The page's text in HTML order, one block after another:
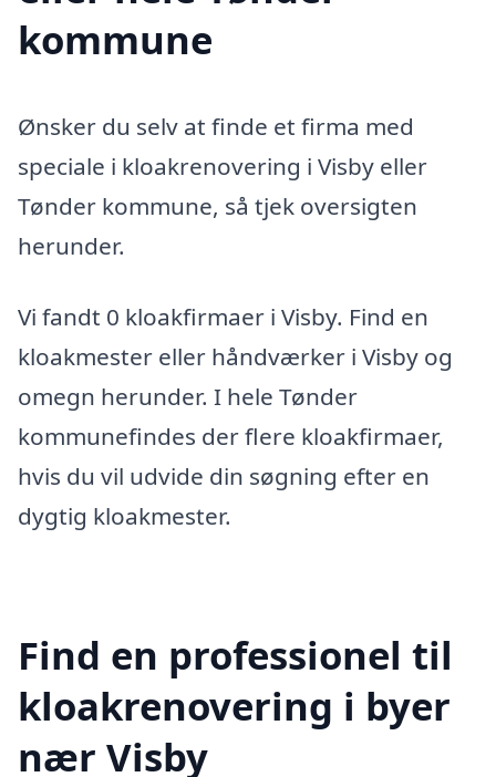
kommune
Ønsker du selv at finde et firma med
speciale i kloakrenovering i Visby eller
Tønder kommune, så tjek oversigten
herunder.
Vi fandt 0 kloakfirmaer i Visby. Find en
kloakmester eller håndværker i Visby og
omegn herunder. I hele Tønder
kommunefindes der flere kloakfirmaer,
hvis du vil udvide din søgning efter en
dygtig kloakmester.
Find en professionel til
kloakrenovering i byer
nær Visby